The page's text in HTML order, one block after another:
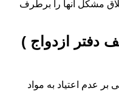
مشکل آنها را برطرف
دفتر ازدواج )
عدم اعتیاد به مواد